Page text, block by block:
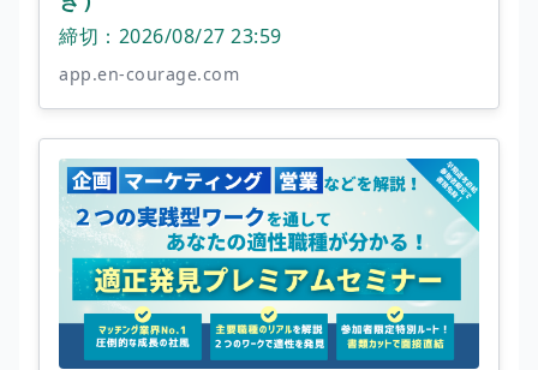
締切：2026/08/27 23:59
app.en-courage.com